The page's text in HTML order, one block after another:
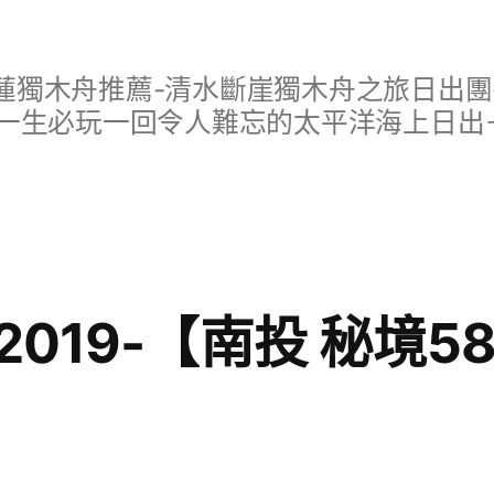
獨木舟推薦-清水斷崖獨木舟之旅日出
生必玩一回令人難忘的太平洋海上日
【南投 秘境